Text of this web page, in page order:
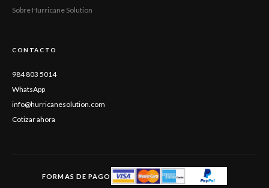
Sobre Hurricane Solution
CONTACTO
984 803 5014
WhatsApp
info@hurricanesolution.com
Cotizar ahora
FORMAS DE PAGO